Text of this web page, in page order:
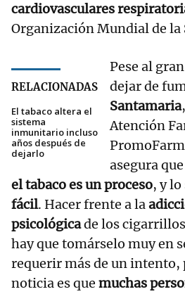
cardiovasculares
Organización Mundial de la
RELACIONADAS
El tabaco altera el
sistema
inmunitario incluso
años después de
dejarlo
Pese al
dejar de
Santamaria
Atención
asegura que
el tabaco es un proceso, y
fácil. Hacer frente a la
psicológicade los
hay que tomárselo muy en
requerir más de un intento,
noticia es que muchas